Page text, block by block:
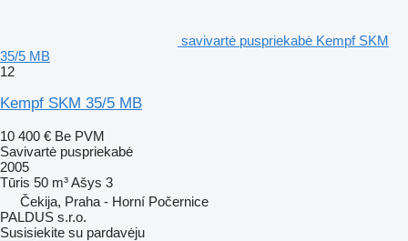
savivartė puspriekabė Kempf SKM
35/5 MB
12
Kempf SKM 35/5 MB
10 400 € Be PVM
Savivartė puspriekabė
2005
Tūris 50 m³Ašys 3
Čekija, Praha - Horní Počernice
PALDUS s.r.o.
Susisiekite su pardavėju